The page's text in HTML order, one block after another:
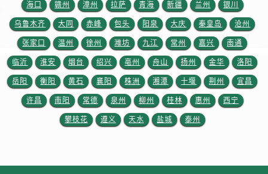
海口 赣州 漳州 拉萨 青海 新疆 兰州 银川
乌鲁木齐 大同 赤峰 包头 阳泉 大庆 秦皇岛 沧州
张家口 温州 徐州 潍坊 九江 常州 嘉兴 南通
临沂 淮安 烟台 绍兴 亳州 舟山 扬州 金华 洛阳
岳阳 衡阳 黄石 襄阳 株洲 湘潭 十堰 荆州 宜昌
许昌 南阳 常德 泉州 柳州 桂林 惠州 西宁
攀枝花 遵义 天水 盐城 泰州